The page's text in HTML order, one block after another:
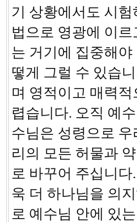
기 상황에서도 시
법으로 영광에 이
는 거기에 집중해
떻게 그럴 수 있습
며 영적이고 매력
렵습니다. 오직 예
수님은 성령으로
리의 모든 허물과
로 바꾸어 주십니
욱 더 하나님을 의
로 예수님 안에 있